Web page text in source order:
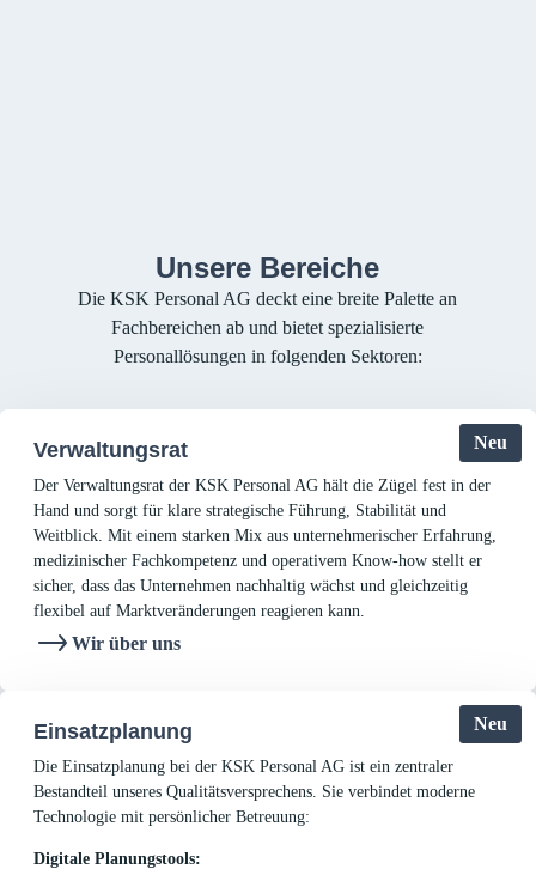
Unsere Bereiche
Die KSK Personal AG deckt eine breite Palette an
Fachbereichen ab und bietet spezialisierte
Personallösungen in folgenden Sektoren:
Neu
Verwaltungsrat
Der Verwaltungsrat der KSK Personal AG hält die Zügel fest in der
Hand und sorgt für klare strategische Führung, Stabilität und
Weitblick. Mit einem starken Mix aus unternehmerischer Erfahrung,
medizinischer Fachkompetenz und operativem Know-how stellt er
sicher, dass das Unternehmen nachhaltig wächst und gleichzeitig
flexibel auf Marktveränderungen reagieren kann.
Wir über uns
Neu
Einsatzplanung
Die Einsatzplanung bei der KSK Personal AG ist ein zentraler
Bestandteil unseres Qualitätsversprechens. Sie verbindet moderne
Technologie mit persönlicher Betreuung:
Digitale Planungstools: